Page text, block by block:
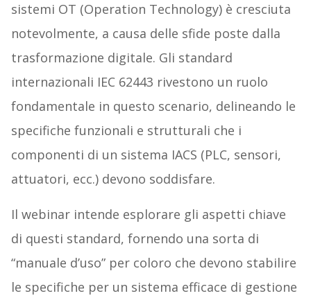
sistemi OT (Operation Technology) è cresciuta
notevolmente, a causa delle sfide poste dalla
trasformazione digitale. Gli standard
internazionali IEC 62443 rivestono un ruolo
fondamentale in questo scenario, delineando le
specifiche funzionali e strutturali che i
componenti di un sistema IACS (PLC, sensori,
attuatori, ecc.) devono soddisfare.
Il webinar intende esplorare gli aspetti chiave
di questi standard, fornendo una sorta di
“manuale d’uso” per coloro che devono stabilire
le specifiche per un sistema efficace di gestione